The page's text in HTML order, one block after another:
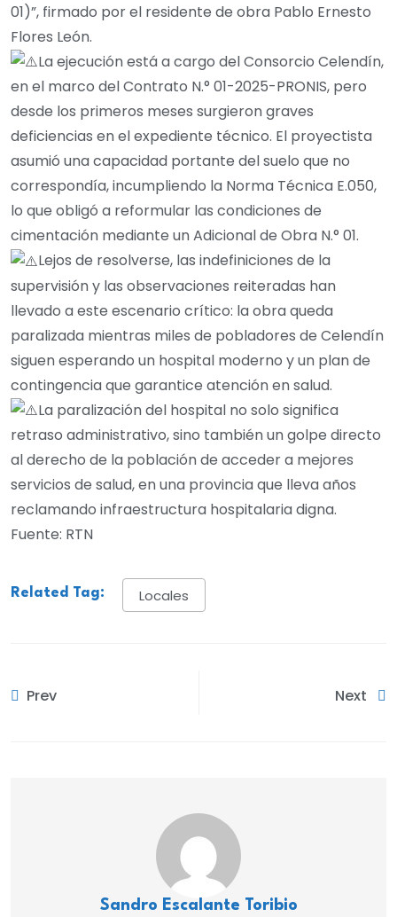
01)”, firmado por el residente de obra Pablo Ernesto
Flores León.
La ejecución está a cargo del Consorcio Celendín,
en el marco del Contrato N.° 01-2025-PRONIS, pero
desde los primeros meses surgieron graves
deficiencias en el expediente técnico. El proyectista
asumió una capacidad portante del suelo que no
correspondía, incumpliendo la Norma Técnica E.050,
lo que obligó a reformular las condiciones de
cimentación mediante un Adicional de Obra N.° 01.
Lejos de resolverse, las indefiniciones de la
supervisión y las observaciones reiteradas han
llevado a este escenario crítico: la obra queda
paralizada mientras miles de pobladores de Celendín
siguen esperando un hospital moderno y un plan de
contingencia que garantice atención en salud.
La paralización del hospital no solo significa
retraso administrativo, sino también un golpe directo
al derecho de la población de acceder a mejores
servicios de salud, en una provincia que lleva años
reclamando infraestructura hospitalaria digna.
Fuente: RTN
Related Tag: Locales
Prev Next
Sandro Escalante Toribio